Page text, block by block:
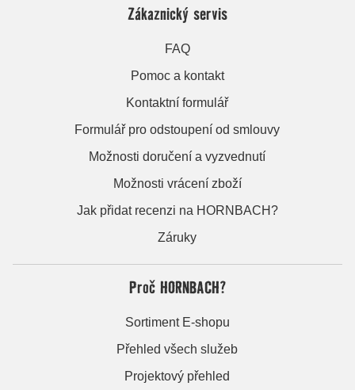
Zákaznický servis
FAQ
Pomoc a kontakt
Kontaktní formulář
Formulář pro odstoupení od smlouvy
Možnosti doručení a vyzvednutí
Možnosti vrácení zboží
Jak přidat recenzi na HORNBACH?
Záruky
Proč HORNBACH?
Sortiment E-shopu
Přehled všech služeb
Projektový přehled